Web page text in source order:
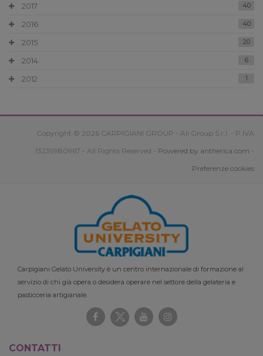
2017 40
2016 40
2015 20
2014 6
2012 1
Copyright © 2026 CARPIGIANI GROUP - Ali Group S.r.l. - P.IVA
13239980967 - All Rights Reserved - Powered by antherica.com -
Preferenze cookies
Carpigiani Gelato University è un centro internazionale di formazione al
servizio di chi già opera o desidera operare nel settore della gelateria e
pasticceria artigianale.
CONTATTI